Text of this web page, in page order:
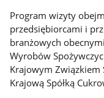
Program wizyty
przedsiębiorcami i
branżowych
Wyrobów
Krajowym Związkiem
Krajową Spółką